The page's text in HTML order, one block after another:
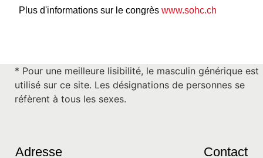
Plus d'informations sur le congrès www.sohc.ch
* Pour une meilleure lisibilité, le masculin générique est
utilisé sur ce site. Les désignations de personnes se
réfèrent à tous les sexes.
Adresse Contact